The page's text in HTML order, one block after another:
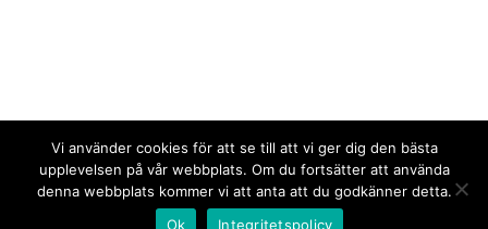
Vi använder cookies för att se till att vi ger dig den bästa
upplevelsen på vår webbplats. Om du fortsätter att använda
denna webbplats kommer vi att anta att du godkänner detta.
Ok
Integritetspolicy